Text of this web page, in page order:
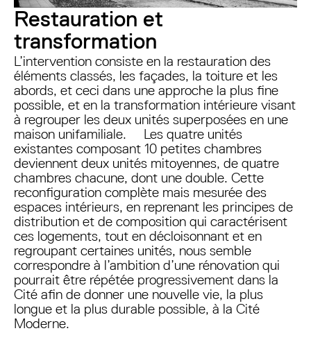
Restauration et
transformation
L’intervention consiste en la restauration des
éléments classés, les façades, la toiture et les
abords, et ceci dans une approche la plus fine
possible, et en la transformation intérieure visant
à regrouper les deux unités superposées en une
maison unifamiliale. Les quatre unités
existantes composant 10 petites chambres
deviennent deux unités mitoyennes, de quatre
chambres chacune, dont une double. Cette
reconfiguration complète mais mesurée des
espaces intérieurs, en reprenant les principes de
distribution et de composition qui caractérisent
ces logements, tout en décloisonnant et en
regroupant certaines unités, nous semble
correspondre à l’ambition d’une rénovation qui
pourrait être répétée progressivement dans la
Cité afin de donner une nouvelle vie, la plus
longue et la plus durable possible, à la Cité
Moderne.